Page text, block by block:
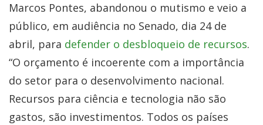
Marcos Pontes, abandonou o mutismo e veio a
público, em audiência no Senado, dia 24 de
abril, para defender o desbloqueio de recursos.
“O orçamento é incoerente com a importância
do setor para o desenvolvimento nacional.
Recursos para ciência e tecnologia não são
gastos, são investimentos. Todos os países